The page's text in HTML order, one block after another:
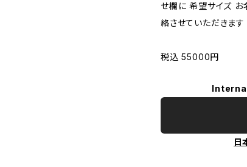
せ欄に 希望サイズ
絡させていただきます
税込 55000円
日